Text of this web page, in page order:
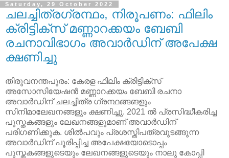
Saturday, 29 October 2022
ചലച്ചിത്രഗ്രന്ഥം, നിരൂപണം: ഫിലിം
ക്രിട്ടിക്‌സ് മണ്ണാറക്കയം ബേബി
രചനാവിഭാഗം അവാര്‍ഡിന് അപേക്ഷ
ക്ഷണിച്ചു
തിരുവനന്തപുരം: കേരള ഫിലിം ക്രിട്ടിക്സ്
അസോസിയേഷന്‍ മണ്ണാറക്കയം ബേബി രചനാ
അവാര്‍ഡിന് ചലച്ചിത്ര ഗ്രന്ഥങ്ങങളും
സിനിമാലേഖനങ്ങളും ക്ഷണിച്ചു. 2021 ല്‍ പ്രസിദ്ധീകരിച്ച
പുസ്തകങ്ങളും ലേഖനങ്ങളുമാണ് അവാര്‍ഡിന്
പരിഗണിക്കുക. ശില്‍പവും പ്രശസ്തിപത്രവുടങ്ങുന്ന
അവാര്‍ഡിന് പൂരിപ്പിച്ച അപേക്ഷയോടൊപ്പം
പുസ്തകങ്ങളുടെയും ലേഖനങ്ങളുടെയും നാലു കോപ്പി